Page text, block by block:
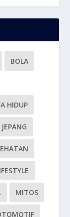
BOLA
HIDUP
JEPANG
MITOS